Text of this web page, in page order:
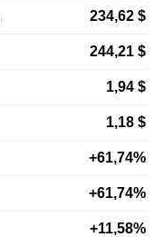
234,62 $
244,21 $
1,94 $
1,18 $
+61,74%
+61,74%
+11,58%